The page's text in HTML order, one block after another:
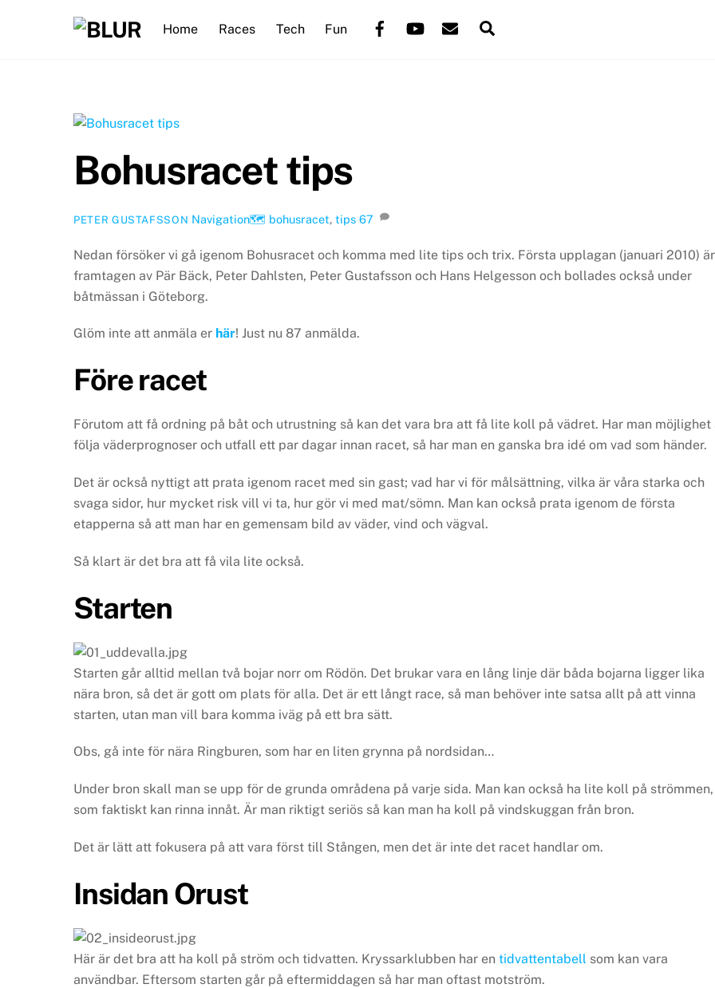
FacebookYouTubeMail
Home Races Tech Fun
Bohusracet tips
PETER GUSTAFSSON Navigation🗺 bohusracet,tips 67
Nedan försöker vi gå igenom Bohusracet och komma med lite tips och trix. Första upplagan (januari 2010) är
framtagen av Pär Bäck, Peter Dahlsten, Peter Gustafsson och Hans Helgesson och bollades också under
båtmässan i Göteborg.
Glöm inte att anmäla er här! Just nu 87 anmälda.
Före racet
Förutom att få ordning på båt och utrustning så kan det vara bra att få lite koll på vädret. Har man möjlighet
följa väderprognoser och utfall ett par dagar innan racet, så har man en ganska bra idé om vad som händer.
Det är också nyttigt att prata igenom racet med sin gast; vad har vi för målsättning, vilka är våra starka och
svaga sidor, hur mycket risk vill vi ta, hur gör vi med mat/sömn. Man kan också prata igenom de första
etapperna så att man har en gemensam bild av väder, vind och vägval.
Så klart är det bra att få vila lite också.
Starten
Starten går alltid mellan två bojar norr om Rödön. Det brukar vara en lång linje där båda bojarna ligger lika
nära bron, så det är gott om plats för alla. Det är ett långt race, så man behöver inte satsa allt på att vinna
starten, utan man vill bara komma iväg på ett bra sätt.
Obs, gå inte för nära Ringburen, som har en liten grynna på nordsidan…
Under bron skall man se upp för de grunda områdena på varje sida. Man kan också ha lite koll på strömmen,
som faktiskt kan rinna innåt. Är man riktigt seriös så kan man ha koll på vindskuggan från bron.
Det är lätt att fokusera på att vara först till Stången, men det är inte det racet handlar om.
Insidan Orust
Här är det bra att ha koll på ström och tidvatten. Kryssarklubben har en tidvattentabell som kan vara
användbar. Eftersom starten går på eftermiddagen så har man oftast motström.